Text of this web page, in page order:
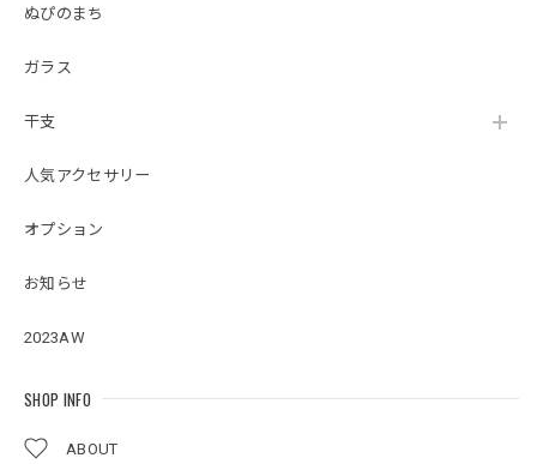
ぬぴのまち
ガラス
干支
人気アクセサリー
オプション
お知らせ
2023AW
SHOP INFO
ABOUT